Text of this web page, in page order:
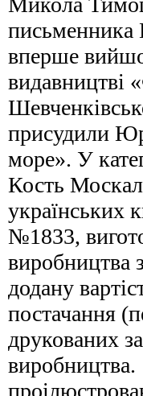
письменника
вперше
видавництві
присудили
море». У
Кость
українських
№1833,
виробництва
додану
постачання
друкованих